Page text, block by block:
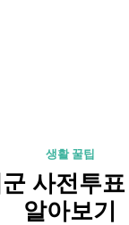
생활 꿀팁
사전투
알아보기